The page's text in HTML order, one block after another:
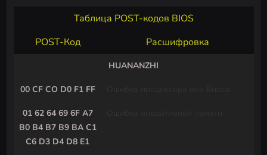
Таблица POST-кодов BIOS
POST-Код
Расшифровка
HUANANZHI
00 CF CO D0 F1 FF
01 62 64 69 6F A7
B0 B4 B7 B9 BA C1
C6 D3 D4 D8 E1